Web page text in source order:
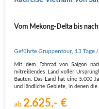
Vom Mekong-Delta bis
Geführte Gruppentour, 13 Tage /
Mit dem Fahrrad von Saigon
mitreißendes Land voller
Bauten. Das Land hat eine 5.000
und ländliche Gebiete, in denen
ab 2.625,- €